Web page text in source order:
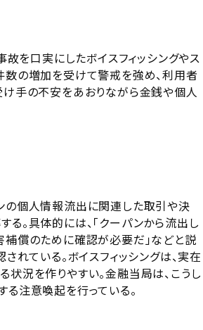
故を口実にしたボイスフィッシングやス
数の増加を受けて警戒を強め、利用者
け手の不安をあおりながら金銭や個人
の個人情報流出に関連した取引や決
。具体的には、「クーパンから流出し
補償のために確認が必要だ」などと説
れている。ボイスフィッシングは、実在
況を作りやすい。金融当局は、こうし
注意喚起を行っている。